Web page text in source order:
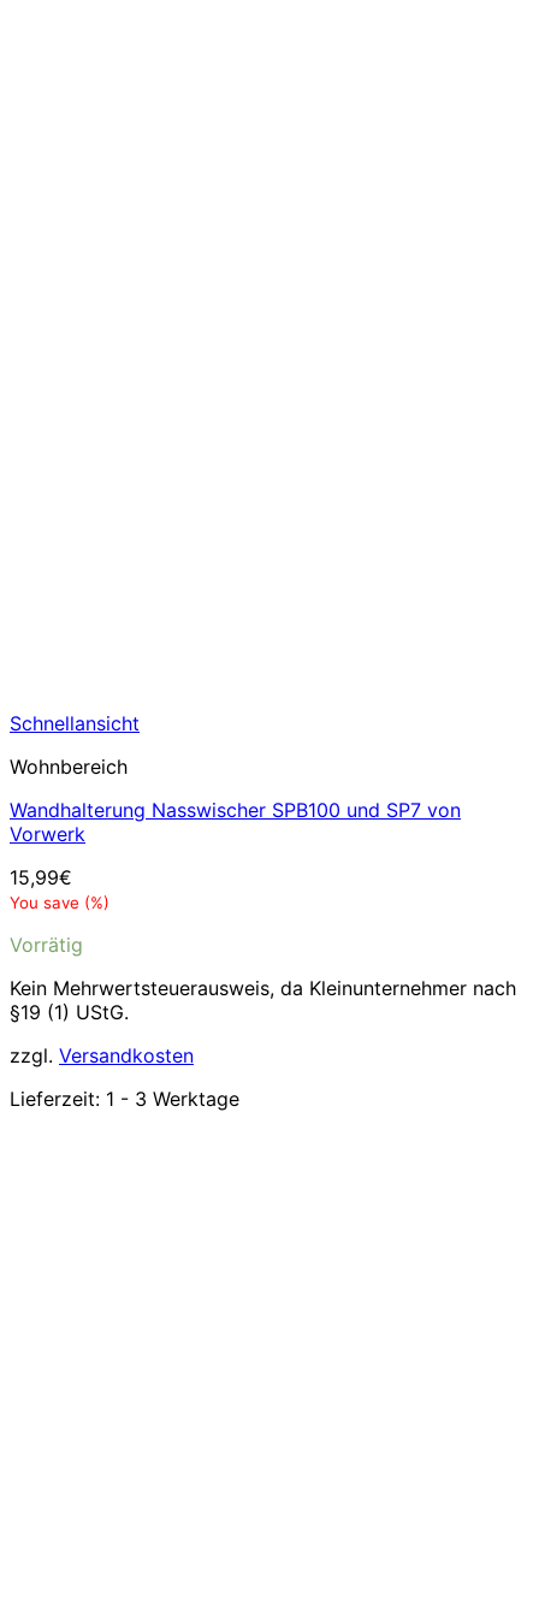
Schnellansicht
Wohnbereich
Wandhalterung Nasswischer SPB100 und SP7 von
Vorwerk
15,99€
You save (%)
Vorrätig
Kein Mehrwertsteuerausweis, da Kleinunternehmer nach
§19 (1) UStG.
zzgl. Versandkosten
Lieferzeit: 1 - 3 Werktage